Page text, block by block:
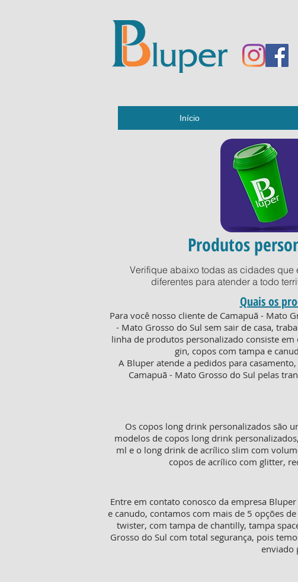
Início
Produtos
Verifique abaixo todas as cidades que
diferentes para atender a todo
Quais os
Para você nosso cliente de Camapuã - Mato
- Mato Grosso do Sul sem sair de casa,
linha de produtos personalizado consiste
gin, copos com tampa e
A Bluper atende a pedidos para
Camapuã - Mato Grosso do Sul pelas
Os copos long drink personalizados são
modelos de copos long drink
ml e o long drink de acrílico slim com
copos de acrílico com glitter,
Entre em contato conosco da empresa
e canudo, contamos com mais de 5 opções
twister, com tampa de chantilly, tampa
Grosso do Sul com total segurança, pois
enviado